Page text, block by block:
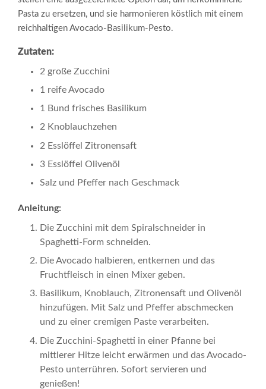
Pasta zu ersetzen, und sie harmonieren köstlich mit einem
reichhaltigen Avocado-Basilikum-Pesto.
Zutaten:
2 große Zucchini
1 reife Avocado
1 Bund frisches Basilikum
2 Knoblauchzehen
2 Esslöffel Zitronensaft
3 Esslöffel Olivenöl
Salz und Pfeffer nach Geschmack
Anleitung:
Die Zucchini mit dem Spiralschneider in
Spaghetti-Form schneiden.
Die Avocado halbieren, entkernen und das
Fruchtfleisch in einen Mixer geben.
Basilikum, Knoblauch, Zitronensaft und Olivenöl
hinzufügen. Mit Salz und Pfeffer abschmecken
und zu einer cremigen Paste verarbeiten.
Die Zucchini-Spaghetti in einer Pfanne bei
mittlerer Hitze leicht erwärmen und das Avocado-
Pesto unterrühren. Sofort servieren und
genießen!